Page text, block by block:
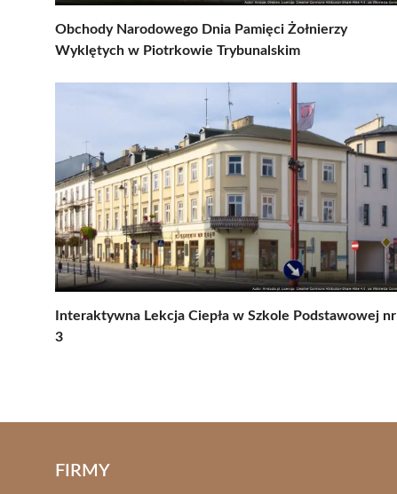
Obchody Narodowego Dnia Pamięci Żołnierzy
Wyklętych w Piotrkowie Trybunalskim
Interaktywna Lekcja Ciepła w Szkole Podstawowej nr
3
FIRMY